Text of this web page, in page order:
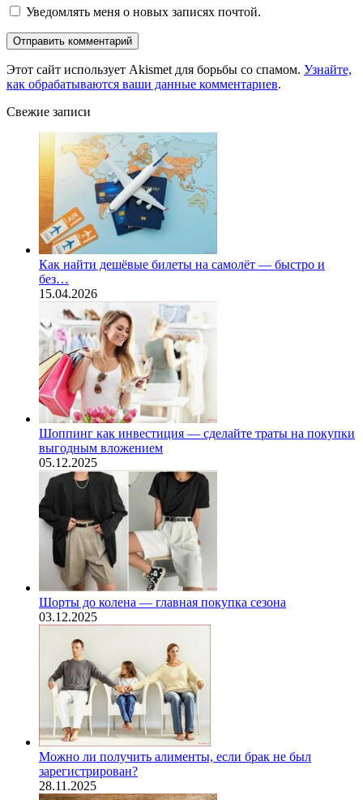
Уведомлять меня о новых записях почтой.
Этот сайт использует Akismet для борьбы со спамом. Узнайте,
как обрабатываются ваши данные комментариев.
Свежие записи
Как найти дешёвые билеты на самолёт — быстро и
без…
15.04.2026
Шоппинг как инвестиция — сделайте траты на покупки
выгодным вложением
05.12.2025
Шорты до колена — главная покупка сезона
03.12.2025
Можно ли получить алименты, если брак не был
зарегистрирован?
28.11.2025